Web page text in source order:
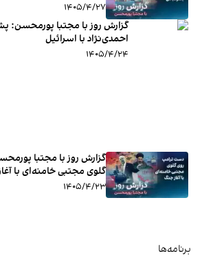
۱۴۰۵/۴/۲۷
گزارش روز با مجتبا پورمحسن:
احمدی‌‌‌نژاد با اسرائیل
۱۴۰۵/۴/۲۴
گزارش روز با مجتبا
گلوی مجتبی خامنه‌ای با
۱۴۰۵/۴/۲۳
برنامه‌ها